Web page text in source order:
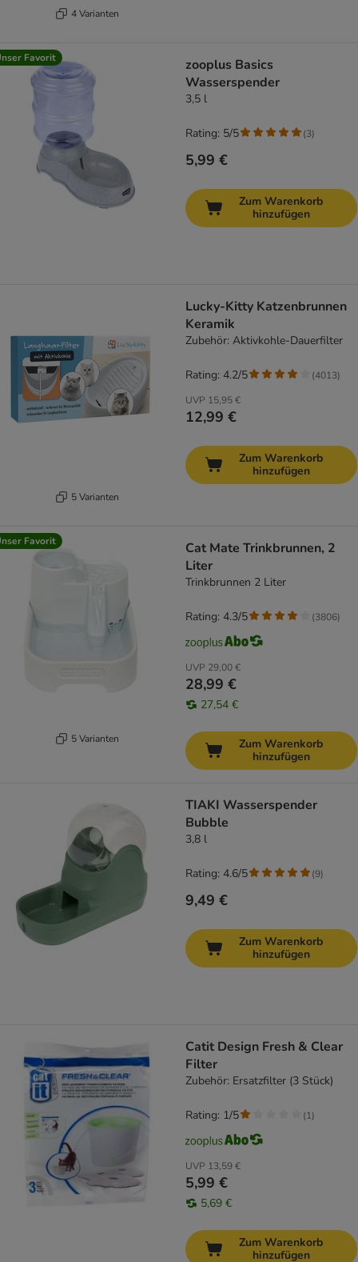
4 Varianten
Favorit
zooplus Basics
Wasserspender
3,5 l
5,99 €
Rating: 5/5 (3)
Zum Warenkorb
hinzufügen
5 Varianten
Lucky-Kitty Katzenbrunnen
Keramik
Zubehör: Aktivkohle-Dauerfilter
UVP 15,95 €
12,99 €
Rating: 4.2/5 (4013)
Zum Warenkorb
hinzufügen
Favorit
5 Varianten
Cat Mate Trinkbrunnen, 2
Liter
Trinkbrunnen 2 Liter
UVP 29,00 €
28,99 €
27,54 €
Rating: 4.3/5 (3806)
Zum Warenkorb
hinzufügen
TIAKI Wasserspender
Bubble
3,8 l
9,49 €
Rating: 4.6/5 (9)
Zum Warenkorb
hinzufügen
Catit Design Fresh & Clear
Filter
Zubehör: Ersatzfilter (3 Stück)
UVP 13,59 €
5,99 €
5,69 €
Rating: 1/5 (1)
Zum Warenkorb
hinzufügen